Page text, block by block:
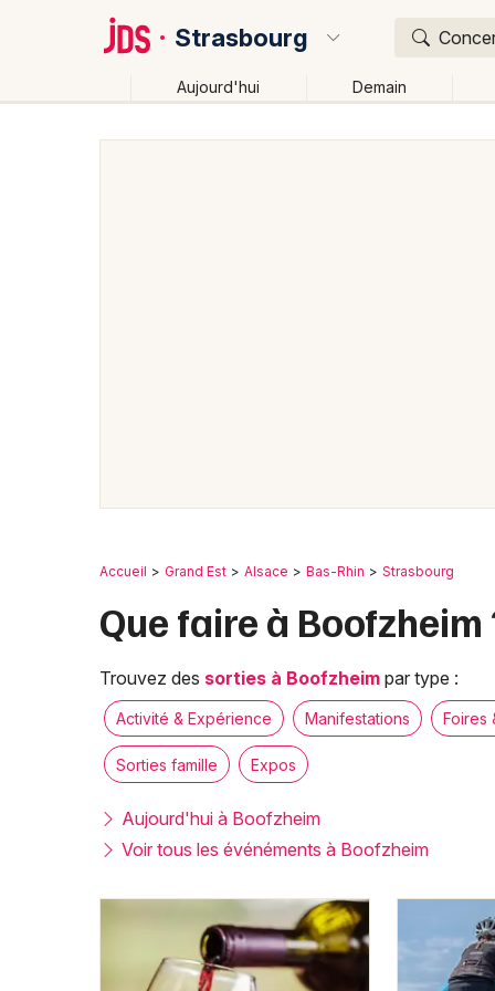
Strasbourg
Aujourd'hui Demain
Accueil Grand Est Alsace Bas-Rhin Strasbourg
Que faire à Boofzheim
Trouvez des sorties à Boofzheim par type :
Activité & Expérience Manifestations Foires
Sorties famille Expos
Aujourd'hui à Boofzheim
Voir tous les événéments à Boofzheim